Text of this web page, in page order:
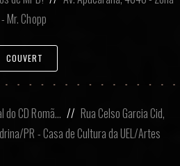
Mr. Chopp
COUVERT
do CD Romã… // Rua Celso Garcia Cid,
PR - Casa de Cultura da UEL/Artes